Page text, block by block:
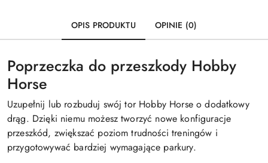
OPIS PRODUKTU OPINIE (0)
Poprzeczka do przeszkody Hobby
Horse
Uzupełnij lub rozbuduj swój tor Hobby Horse o dodatkowy
drąg. Dzięki niemu możesz tworzyć nowe konfiguracje
przeszkód, zwiększać poziom trudności treningów i
przygotowywać bardziej wymagające parkury.